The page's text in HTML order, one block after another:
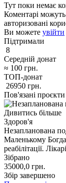
Тут поки немає
Коментарі можуть
авторизовані
Ви можете увійти
Підтримали
8
Середній донат
≈ 100 грн.
ТОП-донат
26950 грн.
Пов'язані проєкти
Дивитись більше
Здоров'я
Незапланована
Маленькому
реабілітації.
Зібрано
35000,0 грн.
Збір завершено